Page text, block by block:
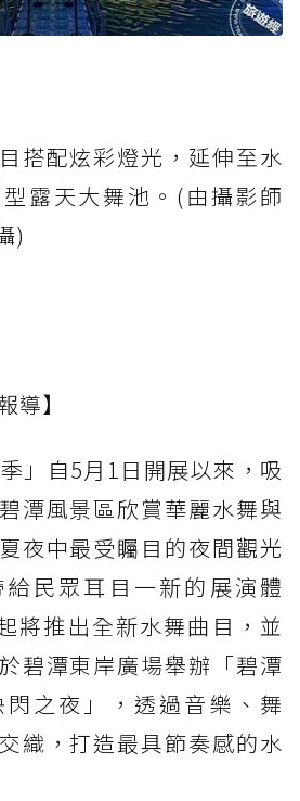
搭配炫彩燈光，延伸至水
露天大舞池。(由攝影師
)
導】
」自5月1日開展以來，吸
潭風景區欣賞華麗水舞與
夜中最受矚目的夜間觀光
民眾耳目一新的展演體
將推出全新水舞曲目，並
碧潭東岸廣場舉辦「碧潭
之夜」，透過音樂、舞
織，打造最具節奏感的水